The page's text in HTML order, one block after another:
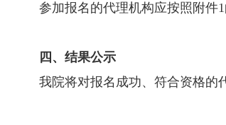
参加报名的代理机构应按照附件
四、结果公示
我院将对报名成功、符合资格的